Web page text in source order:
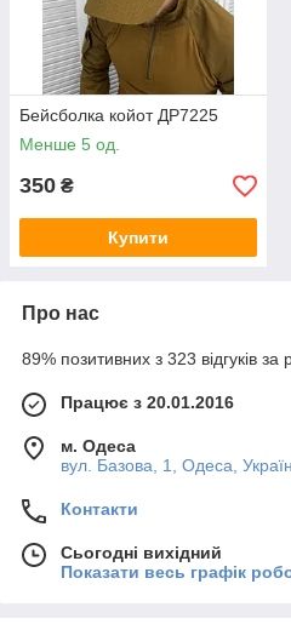
Бейсболка койот ДР7225
Менше 5 од.
350 ₴
Купити
Про нас
89% позитивних з 323 відгуків за
Працює з 20.01.2016
м. Одеса
вул. Базова, 1, Одеса,
Контакти
Сьогодні вихідний
Показати весь графік